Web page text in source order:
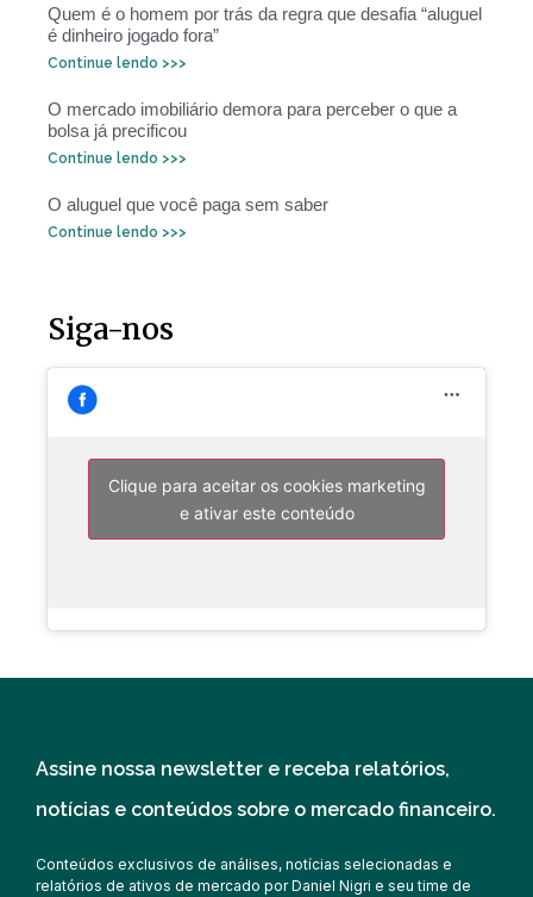
Quem é o homem por trás da regra que desafia “aluguel
é dinheiro jogado fora”
Continue lendo >>>
O mercado imobiliário demora para perceber o que a
bolsa já precificou
Continue lendo >>>
O aluguel que você paga sem saber
Continue lendo >>>
Siga-nos
Clique para aceitar os cookies marketing
e ativar este conteúdo
Assine nossa newsletter e receba relatórios,
notícias e conteúdos sobre o mercado financeiro.
Conteúdos exclusivos de análises, notícias selecionadas e
relatórios de ativos de mercado por Daniel Nigri e seu time de